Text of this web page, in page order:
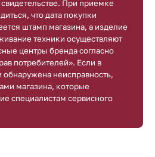
При приемке
что дата покупки
штамп магазина, а изделие
техники осуществляют
центры бренда согласно
потребителей». Если в
обнаружена неисправность,
магазина, которые
специалистам сервисного